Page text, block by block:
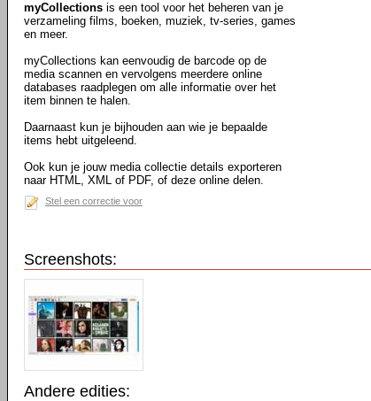
myCollections is een tool voor het beheren van je
verzameling films, boeken, muziek, tv-series, games
en meer.
myCollections kan eenvoudig de barcode op de
media scannen en vervolgens meerdere online
databases raadplegen om alle informatie over het
item binnen te halen.
Daarnaast kun je bijhouden aan wie je bepaalde
items hebt uitgeleend.
Ook kun je jouw media collectie details exporteren
naar HTML, XML of PDF, of deze online delen.
Stel een correctie voor
Screenshots:
Andere edities: